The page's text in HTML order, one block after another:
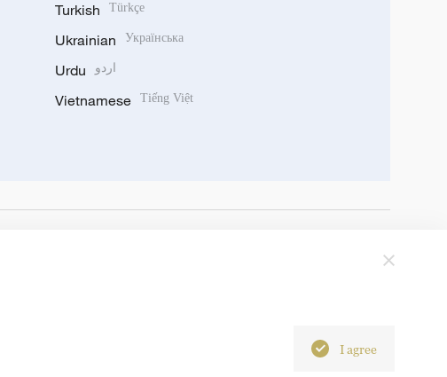
Turkish Türkçe
Ukrainian Українська
Urdu اردو
Vietnamese Tiếng Việt
I agree